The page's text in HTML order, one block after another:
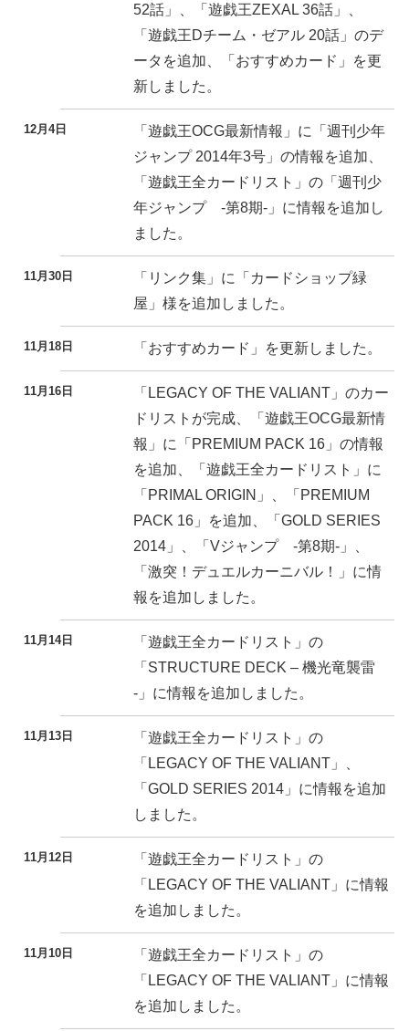
52話」、「遊戯王ZEXAL 36話」、
「遊戯王Dチーム・ゼアル 20話」のデ
ータを追加、「おすすめカード」を更
新しました。
12月4日
「遊戯王OCG最新情報」に「週刊少年
ジャンプ 2014年3号」の情報を追加、
「遊戯王全カードリスト」の「週刊少
年ジャンプ -第8期-」に情報を追加し
ました。
11月30日
「リンク集」に「カードショップ緑
屋」様を追加しました。
11月18日 「おすすめカード」を更新しました。
11月16日
「LEGACY OF THE VALIANT」のカー
ドリストが完成、「遊戯王OCG最新情
報」に「PREMIUM PACK 16」の情報
を追加、「遊戯王全カードリスト」に
「PRIMAL ORIGIN」、「PREMIUM
PACK 16」を追加、「GOLD SERIES
2014」、「Vジャンプ -第8期-」、
「激突！デュエルカーニバル！」に情
報を追加しました。
11月14日
「遊戯王全カードリスト」の
「STRUCTURE DECK – 機光竜襲雷
-」に情報を追加しました。
11月13日
「遊戯王全カードリスト」の
「LEGACY OF THE VALIANT」、
「GOLD SERIES 2014」に情報を追加
しました。
11月12日
「遊戯王全カードリスト」の
「LEGACY OF THE VALIANT」に情報
を追加しました。
11月10日
「遊戯王全カードリスト」の
「LEGACY OF THE VALIANT」に情報
を追加しました。